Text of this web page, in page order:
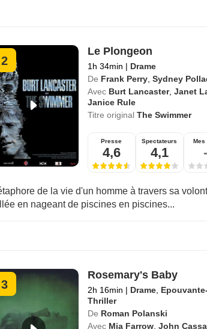
2
Le Plongeon
1h 34min | Drame
De Frank Perry, Sydney
Avec Burt Lancaster, Janet
Janice Rule
Titre original The Swimmer
Presse
4,6
Spectateurs
4,1
Mes
de la vie d'un homme à travers sa
en nageant de piscines en piscines...
3
Rosemary's Baby
2h 16min | Drame,
Thriller
De Roman Polanski
Avec Mia Farrow, John